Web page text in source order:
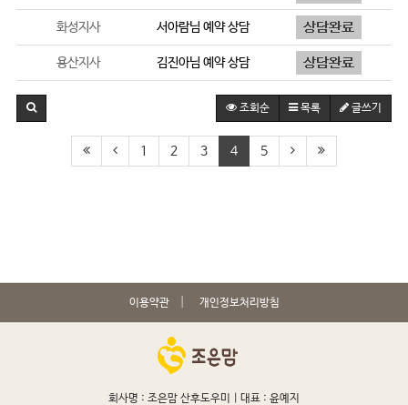
화성지사 서아람님 예약 상담
용산지사 김진아님 예약 상담
조회순 목록 글쓰기
1 2 3 4 5
이용약관 개인정보처리방침
회사명 : 조은맘 산후도우미 | 대표 : 윤예지